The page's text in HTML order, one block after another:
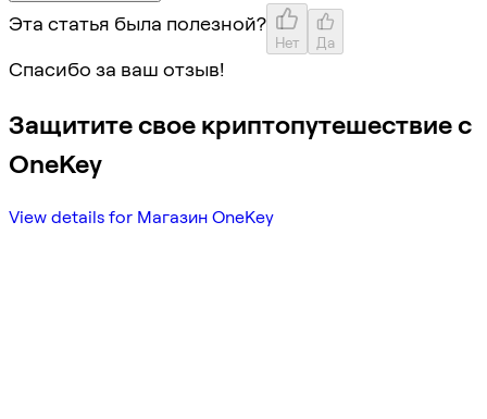
Эта статья была полезной?
Нет Да
Спасибо за ваш отзыв!
Защитите свое криптопутешествие с
OneKey
View details for Магазин OneKey